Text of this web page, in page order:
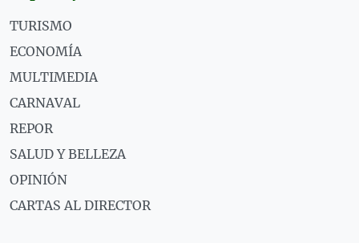
TURISMO
ECONOMÍA
MULTIMEDIA
CARNAVAL
REPOR
SALUD Y BELLEZA
OPINIÓN
CARTAS AL DIRECTOR